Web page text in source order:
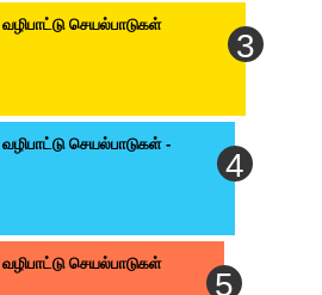
செயல்பாடுகள்
செயல்பாடுகள் -
செயல்பாடுகள்